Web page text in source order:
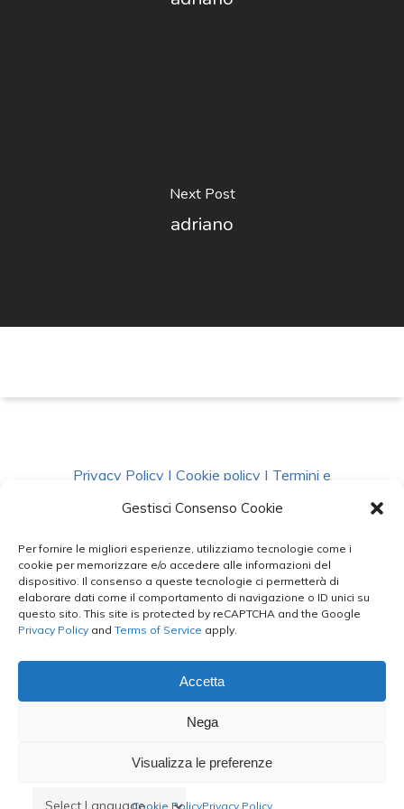
Gestisci Consenso Cookie
Per fornire le migliori esperienze, utilizziamo tecnologie come i
cookie per memorizzare e/o accedere alle informazioni del
dispositivo. Il consenso a queste tecnologie ci permetterà di
elaborare dati come il comportamento di navigazione o ID unici su
questo sito. This site is protected by reCAPTCHA and the Google
Privacy Policy and Terms of Service apply.
Accetta
Nega
Visualizza le preferenze
Cookie PolicyPrivacy Policy
Next Post
adriano
Privacy Policy | Cookie policy | Termini e
Condizioni|Richiedi Dati
facebook instagram whatsappphone
email
Le Bontà del Capo ©